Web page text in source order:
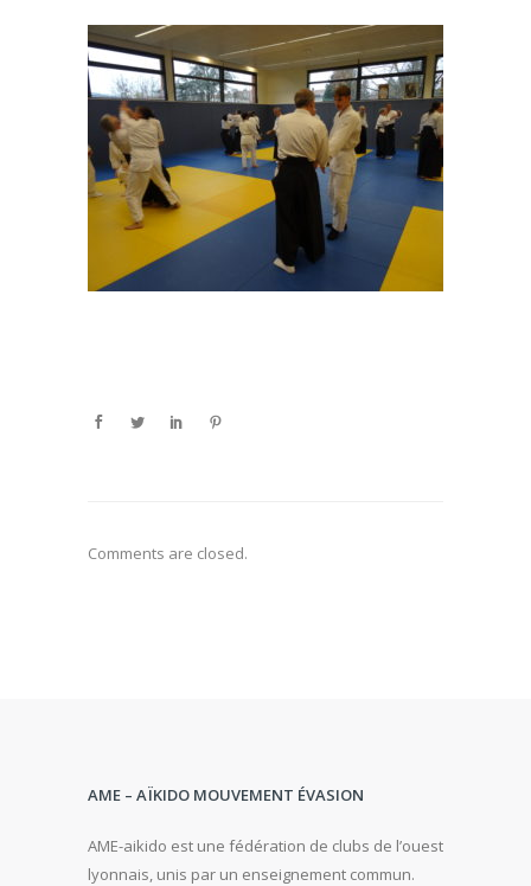
Comments are closed.
AME – AÏKIDO MOUVEMENT ÉVASION
AME-aikido est une fédération de clubs de l’ouest
lyonnais, unis par un enseignement commun.